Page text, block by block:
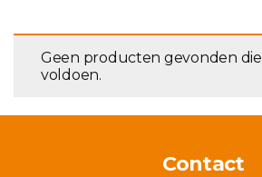
Geen producten gevonden die
voldoen.
Contact